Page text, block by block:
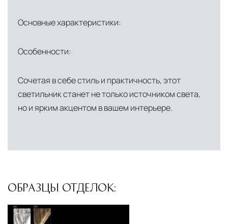
Основные характеристики:
Особенности:
Сочетая в себе стиль и практичность, этот
светильник станет не только источником света,
но и ярким акцентом в вашем интерьере.
ОБРАЗЦЫ ОТДЕЛОК: